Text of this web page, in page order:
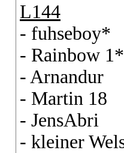
L144
- fuhseboy*
- Rainbow 1*
- Arnandur
- Martin 18
- JensAbri
- kleiner